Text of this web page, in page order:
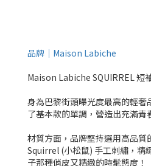
品牌｜Maison Labiche
Maison Labiche SQUIRREL 短
身為巴黎街頭曝光度最高的輕
了基本款的單調，營造出充滿
材質方面，品牌堅持選用高品
Squirrel (小松鼠) 手工刺繡，精
子那種俏皮又精緻的時髦態度！